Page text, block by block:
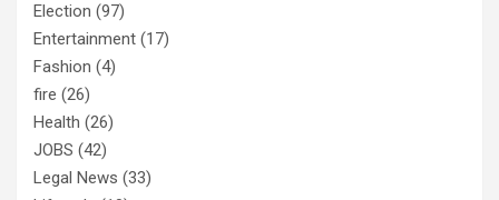
Election (97)
Entertainment (17)
Fashion (4)
fire (26)
Health (26)
JOBS (42)
Legal News (33)